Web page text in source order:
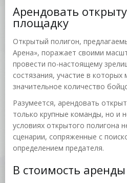
Арендовать
площадку
Открытый полигон,
Арена», поражает своими
провести по-настоящему
состязания, участие в
значительное количество
Разумеется, арендовать
только крупные команды, но и
условиях открытого полигона
сценарии, сопряженные с
определением предателя.
В стоимость